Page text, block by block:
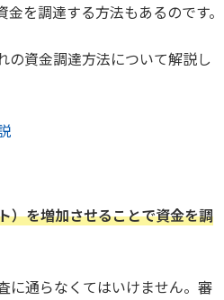
を調達する方法もあるのです。
の資金調達方法について解説し
）を増加させることで資金を調
に通らなくてはいけません。審